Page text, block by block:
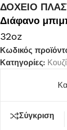
ΔΟΧΕΙΟ
Διάφανο
32oz
Κωδικός
Κατηγορίες:
Σύγκριση